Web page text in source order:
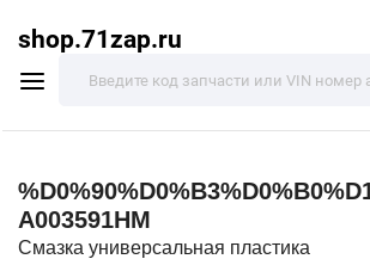
shop.71zap.ru
A003591HM
Смазка универсальная пластика